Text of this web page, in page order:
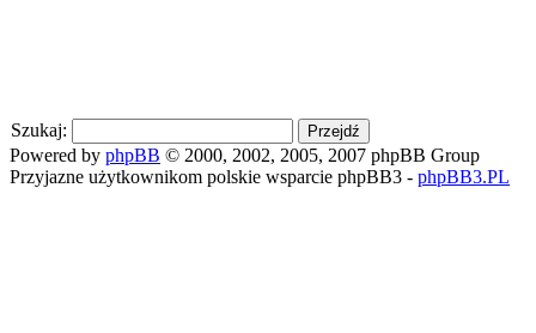
Szukaj:
Powered by phpBB © 2000, 2002, 2005, 2007 phpBB Group
Przyjazne użytkownikom polskie wsparcie phpBB3 - phpBB3.PL